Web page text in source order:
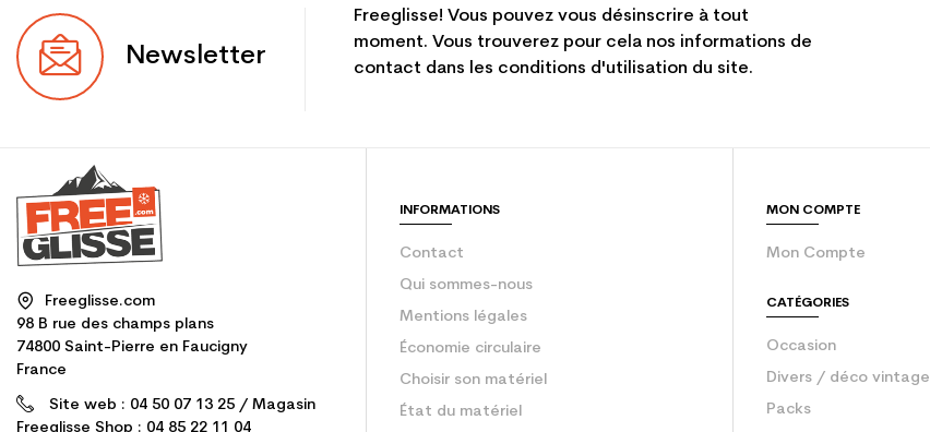
Newsletter
Freeglisse! Vous pouvez vous désinscrire à tout
moment. Vous trouverez pour cela nos informations de
contact dans les conditions d'utilisation du site.
Freeglisse.com
98 B rue des champs plans
74800 Saint-Pierre en Faucigny
France
Site web : 04 50 07 13 25 / Magasin
Freeglisse Shop : 04 85 22 11 04
INFORMATIONS
Contact
Qui sommes-nous
Mentions légales
Économie circulaire
Choisir son matériel
État du matériel
MON COMPTE
Mon Compte
CATÉGORIES
Occasion
Divers / déco vintage
Packs